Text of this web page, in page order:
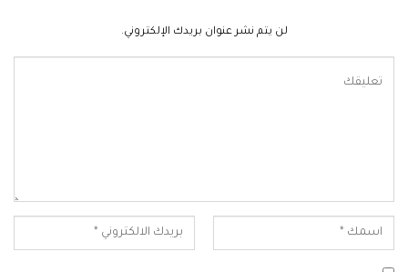
لن يتم نشر عنوان بريدك الإلكتروني.